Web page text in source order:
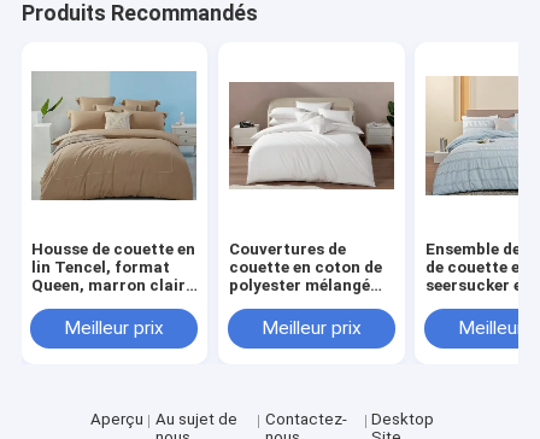
Tableau à la maison
literie d'hôtel
La literie des enfants
Ensemble de couettes
Produits Recommandés
Housse de couette en
lin Tencel, format
Queen, marron clair,
Meilleur prix
Couvertures de
couette en coton de
polyester mélangé
couette de taille
queen
Meilleur prix
Ensemble de
de couette en
seersucker et
durable, bleu
pour lit King
Meilleur
Aperçu
Au sujet de
Contactez-
Desktop